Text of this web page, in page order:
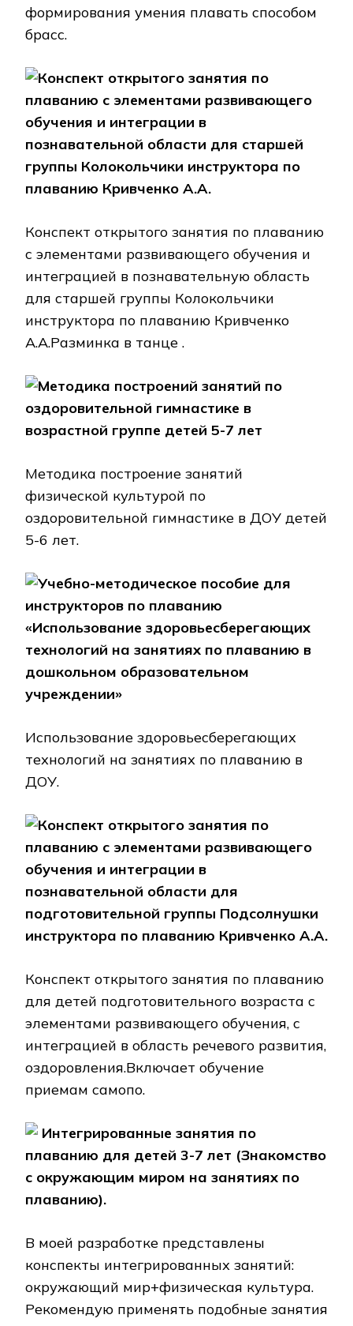
формирования умения плавать способом
брасс.
Конспект открытого занятия по
плаванию с элементами развивающего
обучения и интеграции в
познавательной области для старшей
группы Колокольчики инструктора по
плаванию Кривченко А.А.
Конспект открытого занятия по плаванию
с элементами развивающего обучения и
интеграцией в познавательную область
для старшей группы Колокольчики
инструктора по плаванию Кривченко
А.А.Разминка в танце .
Методика построений занятий по
оздоровительной гимнастике в
возрастной группе детей 5-7 лет
Методика построение занятий
физической культурой по
оздоровительной гимнастике в ДОУ детей
5-6 лет.
Учебно-методическое пособие для
инструкторов по плаванию
«Использование здоровьесберегающих
технологий на занятиях по плаванию в
дошкольном образовательном
учреждении»
Использование здоровьесберегающих
технологий на занятиях по плаванию в
ДОУ.
Конспект открытого занятия по
плаванию с элементами развивающего
обучения и интеграции в
познавательной области для
подготовительной группы Подсолнушки
инструктора по плаванию Кривченко А.А.
Конспект открытого занятия по плаванию
для детей подготовительного возраста с
элементами развивающего обучения, с
интеграцией в область речевого развития,
оздоровления.Включает обучение
приемам самопо.
Интегрированные занятия по
плаванию для детей 3-7 лет (Знакомство
с окружающим миром на занятиях по
плаванию).
В моей разработке представлены
конспекты интегрированных занятий:
окружающий мир+физическая культура.
Рекомендую применять подобные занятия